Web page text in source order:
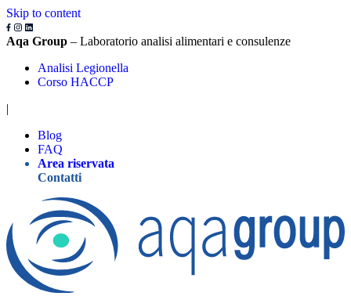
Skip to content
Aqa Group – Laboratorio analisi alimentari e consulenze
Analisi Legionella
Corso HACCP
|
Blog
FAQ
Area riservata
Contatti